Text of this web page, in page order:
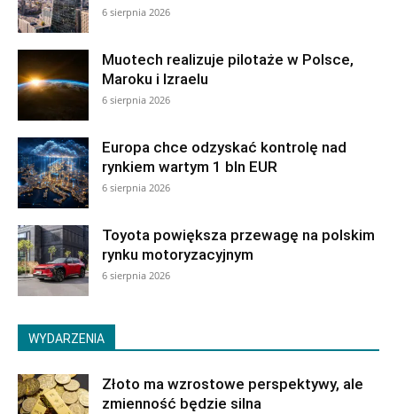
6 sierpnia 2026
Muotech realizuje pilotaże w Polsce,
Maroku i Izraelu
6 sierpnia 2026
Europa chce odzyskać kontrolę nad
rynkiem wartym 1 bln EUR
6 sierpnia 2026
Toyota powiększa przewagę na polskim
rynku motoryzacyjnym
6 sierpnia 2026
WYDARZENIA
Złoto ma wzrostowe perspektywy, ale
zmienność będzie silna